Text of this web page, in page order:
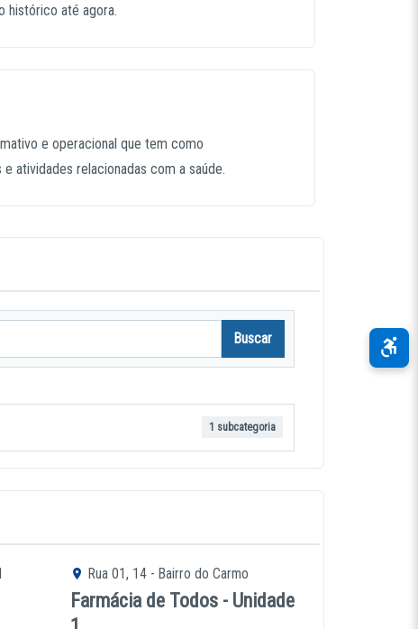
histórico até agora.
e operacional que tem como
atividades relacionadas com a saúde.
Buscar
1 subcategoria
Rua 01, 14 - Bairro do Carmo
Farmácia de Todos - Unidade